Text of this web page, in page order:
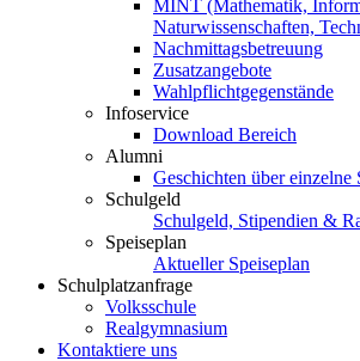
MINT (Mathematik,
Naturwissenschaften,
Nachmittagsbetreuung
Zusatzangebote
Wahlpflichtgegenstände
Infoservice
Download Bereich
Alumni
Geschichten über einzelne
Schulgeld
Schulgeld, Stipendien &
Speiseplan
Aktueller Speiseplan
Schulplatzanfrage
Volksschule
Realgymnasium
Kontaktiere uns